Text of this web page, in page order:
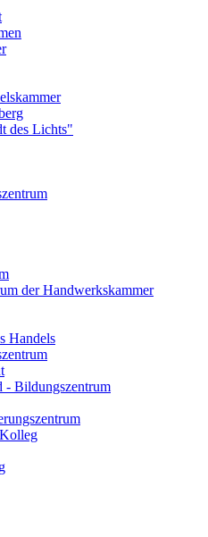
des Lichts"
der Handwerkskammer
Handels
- Bildungszentrum